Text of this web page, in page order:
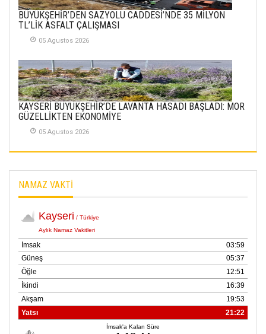
SABAHATTİN
SÜRMEN
01 Mayis 2026
BÜYÜKŞEHİR’DEN SAZYOLU CADDESİ’NDE 35 MİLYON
TL’LİK ASFALT ÇALIŞMASI
05 Agustos 2026
KAYSERİ BÜYÜKŞEHİR’DE LAVANTA HASADI BAŞLADI: MOR
GÜZELLİKTEN EKONOMİYE
05 Agustos 2026
NAMAZ VAKTİ